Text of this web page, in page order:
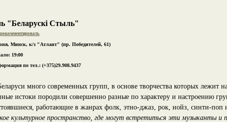
"Беларускі Стыль"
Минск, к/з "Атлант" (пр. Победителей, 61)
19:00
по тел.: (+375)29.908.9437
много современных групп, в основе творчества которых лежит
истоки породили совершенно разные по характеру и настроению
работающие в жанрах фолк, этно-джаз, рок, нойз, синти-поп
культурное пространство, где могут встретиться эти музыканты и